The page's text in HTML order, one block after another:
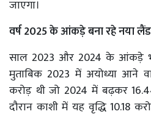
जाएगा।
वर्ष 2025 के आंकड़े बना रहे नया लैंड
साल 2023 और 2024 के आंकड़े
मुताबिक 2023 में अयोध्या आने
करोड़ थी जो 2024 में बढ़कर
दौरान काशी में यह वृद्धि 10.18